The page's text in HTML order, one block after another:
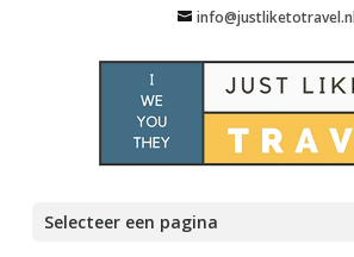
info@justliketotravel.nl
Selecteer een pagina